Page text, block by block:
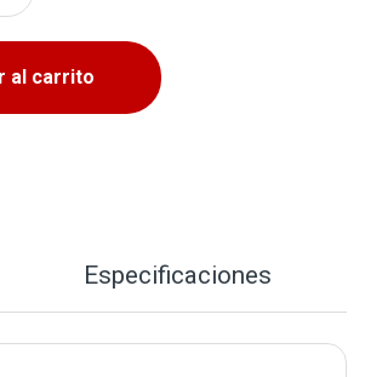
al carrito
Especificaciones